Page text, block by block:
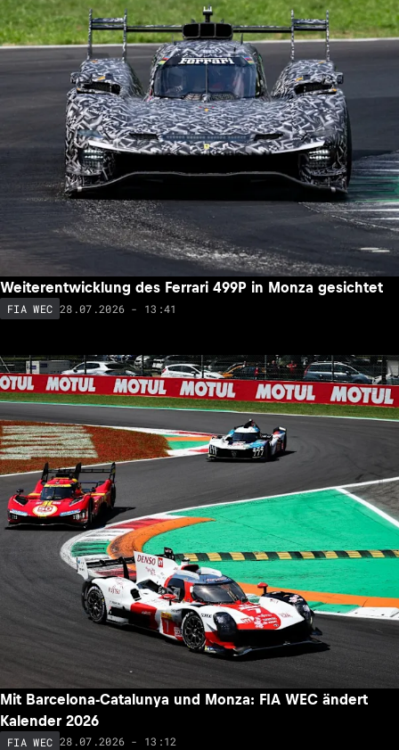
Weiterentwicklung des Ferrari 499P in Monza gesichtet
FIA WEC 28.07.2026 - 13:41
Mit Barcelona-Catalunya und Monza: FIA WEC ändert
Kalender 2026
FIA WEC 28.07.2026 - 13:12